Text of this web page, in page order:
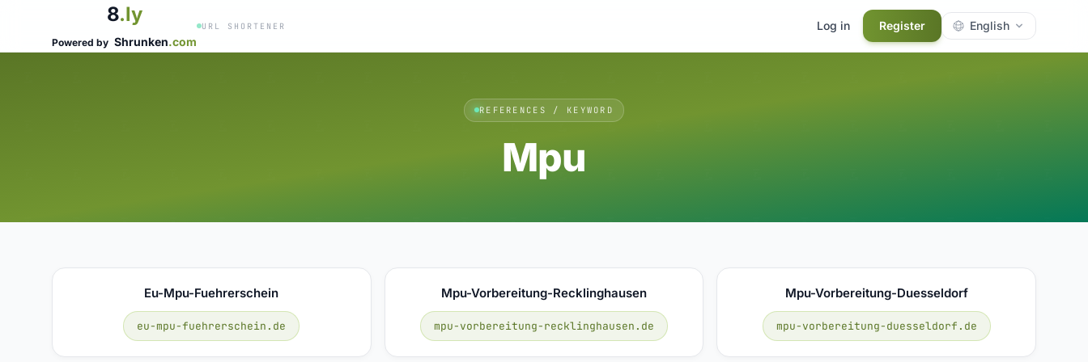
8.ly
Powered by Shrunken.com
URL SHORTENER Log in Register English
REFERENCES / KEYWORD
Mpu
Eu-Mpu-Fuehrerschein
eu-mpu-fuehrerschein.de
Mpu-Vorbereitung-Recklinghausen
mpu-vorbereitung-recklinghausen.de
Mpu-Vorbereitung-Duesseldorf
mpu-vorbereitung-duesseldorf.de